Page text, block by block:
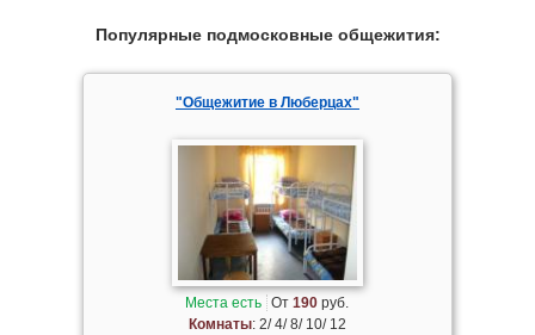
Популярные подмосковные общежития:
"Общежитие в Люберцах"
Места есть От190 руб.
Комнаты: 2/ 4/ 8/ 10/ 12